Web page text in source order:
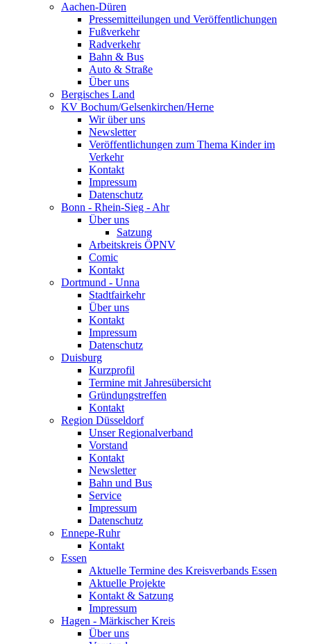
Aachen-Düren
Pressemitteilungen und Veröffentlichungen
Fußverkehr
Radverkehr
Bahn & Bus
Auto & Straße
Über uns
Bergisches Land
KV Bochum/Gelsenkirchen/Herne
Wir über uns
Newsletter
Veröffentlichungen zum Thema Kinder im
Verkehr
Kontakt
Impressum
Datenschutz
Bonn - Rhein-Sieg - Ahr
Über uns
Satzung
Arbeitskreis ÖPNV
Comic
Kontakt
Dortmund - Unna
Stadtfairkehr
Über uns
Kontakt
Impressum
Datenschutz
Duisburg
Kurzprofil
Termine mit Jahresübersicht
Gründungstreffen
Kontakt
Region Düsseldorf
Unser Regionalverband
Vorstand
Kontakt
Newsletter
Bahn und Bus
Service
Impressum
Datenschutz
Ennepe-Ruhr
Kontakt
Essen
Aktuelle Termine des Kreisverbands Essen
Aktuelle Projekte
Kontakt & Satzung
Impressum
Hagen - Märkischer Kreis
Über uns